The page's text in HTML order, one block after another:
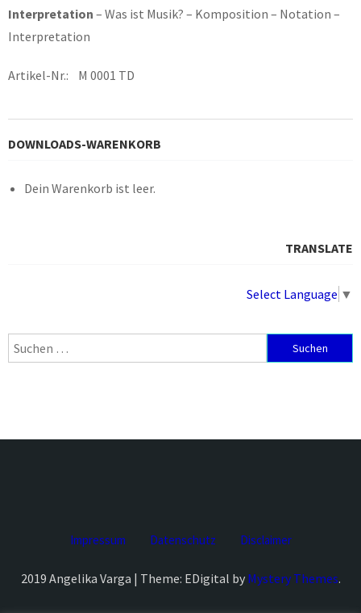
Interpretation – Was ist Musik? – Komposition – Notation –
Interpretation
Artikel-Nr.: M 0001 TD
DOWNLOADS-WARENKORB
Dein Warenkorb ist leer.
TRANSLATE
Select Language ▼
Suchen
nach:
Impressum Datenschutz Disclaimer
2019 Angelika Varga | Theme: EDigital by Mystery Themes.